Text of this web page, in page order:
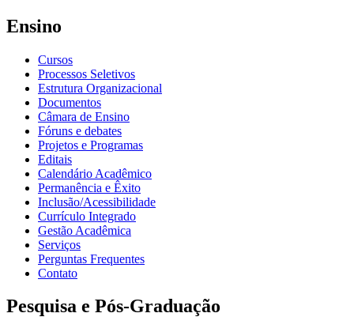
Ensino
Cursos
Processos Seletivos
Estrutura Organizacional
Documentos
Câmara de Ensino
Fóruns e debates
Projetos e Programas
Editais
Calendário Acadêmico
Permanência e Êxito
Inclusão/Acessibilidade
Currículo Integrado
Gestão Acadêmica
Serviços
Perguntas Frequentes
Contato
Pesquisa e Pós-Graduação